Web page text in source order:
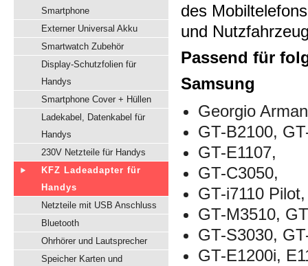
Smartphone
Externer Universal Akku
Smartwatch Zubehör
Display-Schutzfolien für
Handys
Smartphone Cover + Hüllen
Ladekabel, Datenkabel für
Handys
230V Netzteile für Handys
KFZ Ladeadapter für
Handys
Netzteile mit USB Anschluss
Bluetooth
Ohrhörer und Lautsprecher
Speicher Karten und
des
und
Passend für
Samsung
Georgio
GT-B2100,
GT-E1107,
GT-C3050,
GT-i7110 Pilot,
GT-M3510,
GT-S3030,
GT-E1200i,